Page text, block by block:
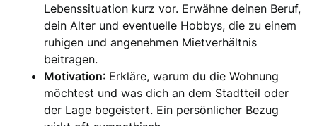
Lebenssituation kurz vor. Erwähne deinen Beruf,
dein Alter und eventuelle Hobbys, die zu einem
ruhigen und angenehmen Mietverhältnis
beitragen.
Motivation: Erkläre, warum du die Wohnung
möchtest und was dich an dem Stadtteil oder
der Lage begeistert. Ein persönlicher Bezug